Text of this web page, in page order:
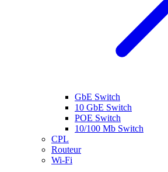
GbE Switch
10 GbE Switch
POE Switch
10/100 Mb Switch
CPL
Routeur
Wi-Fi